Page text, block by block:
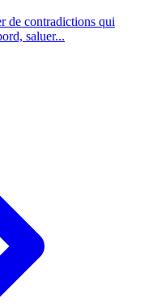
de contradictions qui
saluer...